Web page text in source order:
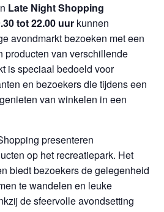
Late Night Shopping
tot 22.00 uur kunnen
avondmarkt bezoeken met een
producten van verschillende
is speciaal bedoeld voor
en bezoekers die tijdens een
van winkelen in een
presenteren
op het recreatiepark. Het
biedt bezoekers de gelegenheid
te wandelen en leuke
de sfeervolle avondsetting